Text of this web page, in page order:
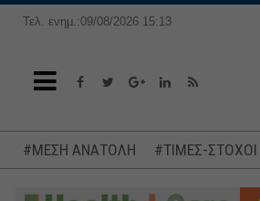
Τελ. ενημ.:09/08/2026 15:13
#ΜΕΣΗ ΑΝΑΤΟΛΗ #ΤΙΜΕΣ-